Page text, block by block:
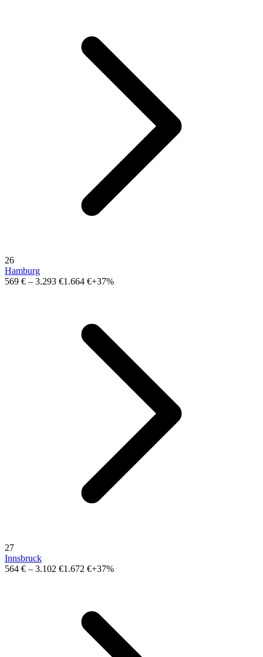
26
Hamburg
569 € – 3.293 €1.664 €+37%
27
Innsbruck
564 € – 3.102 €1.672 €+37%